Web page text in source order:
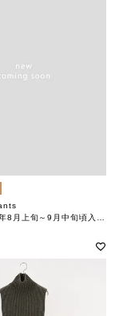
上旬～9月中旬頃入荷予定